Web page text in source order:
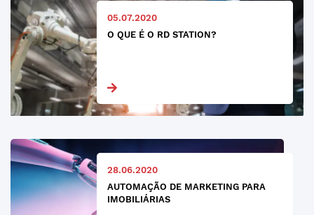
05.07.2020
O QUE É O RD STATION?
28.06.2020
AUTOMAÇÃO DE MARKETING PARA
IMOBILIÁRIAS